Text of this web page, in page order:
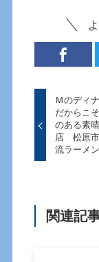
Ｍのディ
だからこ
のある素
店 松原
流ラーメ
関連記